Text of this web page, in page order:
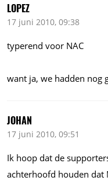
LOPEZ
17 juni 2010, 09:38
typerend voor NAC
want ja, we hadden nog
JOHAN
17 juni 2010, 09:51
Ik hoop dat de
achterhoofd houden dat